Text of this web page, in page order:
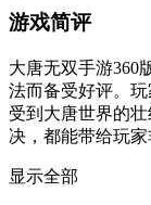
游戏简评
大唐无双手游360
法而备受好评。
受到大唐世界的
决，都能带给玩家
显示全部